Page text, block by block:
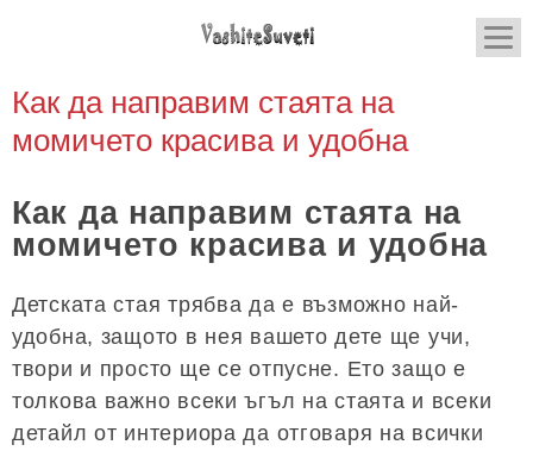
Как да направим стаята на
момичето красива и удобна
Как да направим стаята на
момичето красива и удобна
Детската стая трябва да е възможно най-
удобна, защото в нея вашето дете ще учи,
твори и просто ще се отпусне. Ето защо е
толкова важно всеки ъгъл на стаята и всеки
детайл от интериора да отговаря на всички